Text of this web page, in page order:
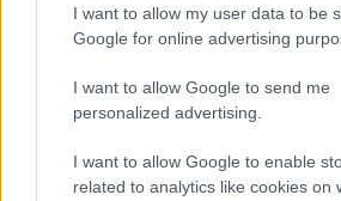
I want to allow my user data to be
Google for online advertising
I want to allow Google to send me
personalized advertising.
I want to allow Google to enable
related to analytics like cookies on